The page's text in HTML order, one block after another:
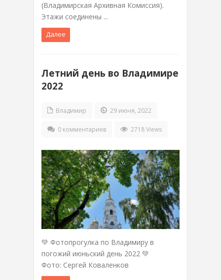
(Владимирская Архивная Комиссия).
Этажи соединены ...
Далее
Летний день во Владимире
2022
Владимир 29 июня, 2022
0 комментариев 2718 Views
💚 Фотопрогулка по Владимиру в
погожий июньский день 2022 💚
Фото: Сергей Коваленков